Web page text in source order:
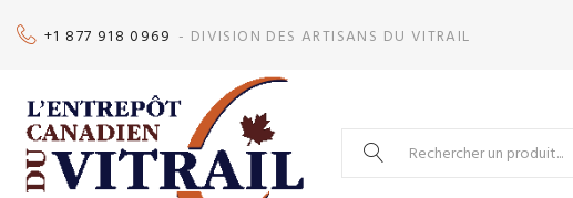
+1 877 918 0969 - DIVISION DES ARTISANS DU VITRAIL
Search